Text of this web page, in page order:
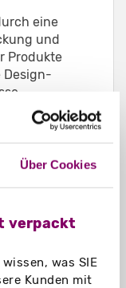
Über Cookies
verpackt
was SIE
Kunden mit
eine
und
Produkte
Design-
machen.
Ideen für